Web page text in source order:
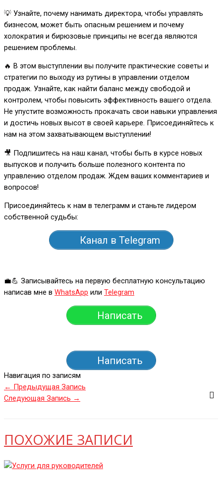
💡 Узнайте, почему нанимать директора, чтобы управлять
бизнесом, может быть опасным решением и почему
холократия и бирюзовые принципы не всегда являются
решением проблемы.
🔥 В этом выступлении вы получите практические советы и
стратегии по выходу из рутины в управлении отделом
продаж. Узнайте, как найти баланс между свободой и
контролем, чтобы повысить эффективность вашего отдела.
Не упустите возможность прокачать свои навыки управления
и достичь новых высот в своей карьере. Присоединяйтесь к
нам на этом захватывающем выступлении!
🎥 Подпишитесь на наш канал, чтобы быть в курсе новых
выпусков и получить больше полезного контента по
управлению отделом продаж. Ждем ваших комментариев и
вопросов!
Присоединяйтесь к нам в телеграмм и станьте лидером
собственной судьбы:
Канал в Telegram
💼💪 Записывайтесь на первую бесплатную консультацию
написав мне в WhatsApp или Telegram
Написать
Написать
Навигация по записям
← Предыдущая Запись
Следующая Запись →
ПОХОЖИЕ ЗАПИСИ